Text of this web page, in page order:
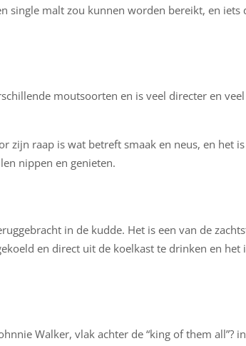
single malt zou kunnen worden bereikt, en
moutsoorten en is veel directer en
zijn raap is wat betreft smaak en neus, en het
nippen en genieten.
in de kudde. Het is een van de
en direct uit de koelkast te drinken en het
Walker, vlak achter de “king of them all”?